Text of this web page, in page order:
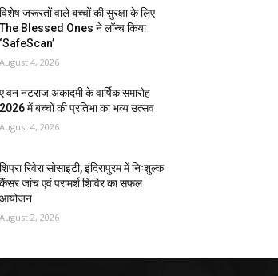
विशेष जरूरतों वाले बच्चों की सुरक्षा के लिए
The Blessed Ones ने लॉन्च किया
‘SafeScan’
August 4, 2026
ए वन नटराज अकादमी के वार्षिक समारोह
2026 में बच्चों की प्रतिभा का भव्य उत्सव
August 4, 2026
शिप्रा रिवेरा सोसाइटी, इंदिरापुरम में निःशुल्क
कैंसर जांच एवं परामर्श शिविर का सफल
आयोजन
August 2, 2026